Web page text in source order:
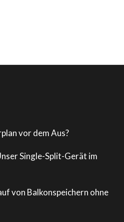
vor dem Aus?
Single-Split-Gerät im
von Balkonspeichern ohne